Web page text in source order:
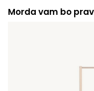
Morda vam bo